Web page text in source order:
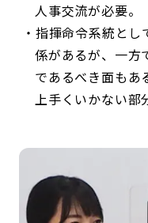
人事交流が必要。
指揮命令系統とし
係があるが、一方
であるべき面もあ
上手くいかない部